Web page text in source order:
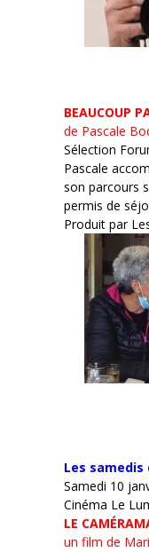
BEAUCOUP
de Pascale
Sélection
Pascale
son parcours
permis de
Produit par
Les samedis
Samedi 10
Cinéma Le
LE
un film de